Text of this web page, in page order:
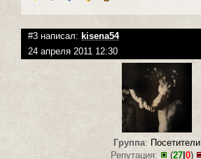
#3 написал: kisena54
24 апреля 2011 12:30
Группа: Посетители
Репутация:
(27 0)